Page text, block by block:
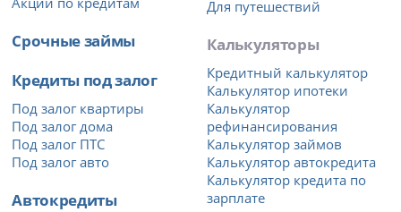
Срочные займы
Кредиты под залог
Под залог квартиры
Под залог дома
Под залог ПТС
Под залог авто
Автокредиты
Для путешествий
Калькуляторы
Кредитный калькулятор
Калькулятор ипотеки
Калькулятор
рефинансирования
Калькулятор займов
Калькулятор автокредита
Калькулятор кредита по
зарплате